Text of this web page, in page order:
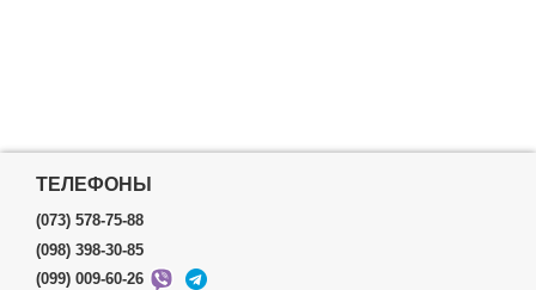
ТЕЛЕФОНЫ
(073) 578-75-88
(098) 398-30-85
(099) 009-60-26